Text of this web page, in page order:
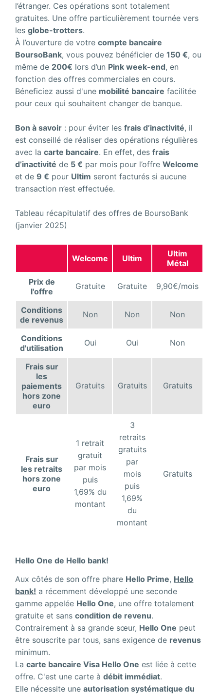
l’étranger. Ces opérations sont totalement
gratuites. Une offre particulièrement tournée vers
lesglobe-trotters.
À l’ouverture de votrecompte bancaire
BoursoBank, vous pouvez bénéficier de150 €, ou
même de 200€ lors d’un Pink week-end, en
fonction des offres commerciales en cours.
Béneficiez aussi d'une mobilité bancaire facilitée
pour ceux qui souhaitent changer de banque.
Bon à savoir : pour éviter lesfrais d’inactivité, il
est conseillé de réaliser des opérations régulières
avec lacarte bancaire. En effet, desfrais
d’inactivité de 5 € par mois pour l’offreWelcome
et de9 € pour Ultim seront facturés si aucune
transaction n’est effectuée.
Tableau récapitulatif des offres de BoursoBank
(janvier 2025)
Welcome Ultim
Ultim
Métal
Prix de
l'offre
Gratuite Gratuite 9,90€/mois
Conditions
de revenus
Non Non Non
Conditions
d'utilisation
Oui Oui Non
Frais sur
les
paiements
hors zone
euro
Gratuits Gratuits Gratuits
Frais sur
les retraits
hors zone
euro
1 retrait
gratuit
par mois
puis
1,69% du
montant
3
retraits
gratuits
par
mois
puis
1,69%
du
montant
Gratuits
Hello One de Hello bank!
Aux côtés de son offre phare Hello Prime, Hello
bank! a récemment développé une seconde
gamme appelée Hello One, une offre totalement
gratuite et sanscondition de revenu.
Contrairement à sa grande sœur, Hello One peut
être souscrite par tous, sans exigence de revenus
minimum.
Lacarte bancaire Visa Hello One est liée à cette
offre. C'est une carte àdébit immédiat.
Elle nécessite uneautorisation systématique du